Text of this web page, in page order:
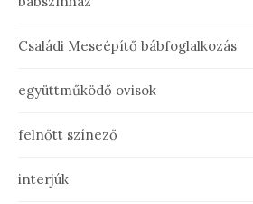
Családi Meseépítő bábfoglalkozás
együttműködő ovisok
felnőtt színező
interjúk